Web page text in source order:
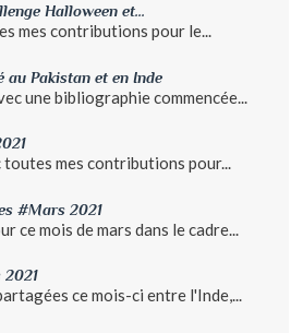
Halloween et...
mes contributions pour le...
au Pakistan et en Inde
une bibliographie commencée...
toutes mes contributions pour...
#Mars 2021
ce mois de mars dans le cadre...
ce mois-ci entre l'Inde,...